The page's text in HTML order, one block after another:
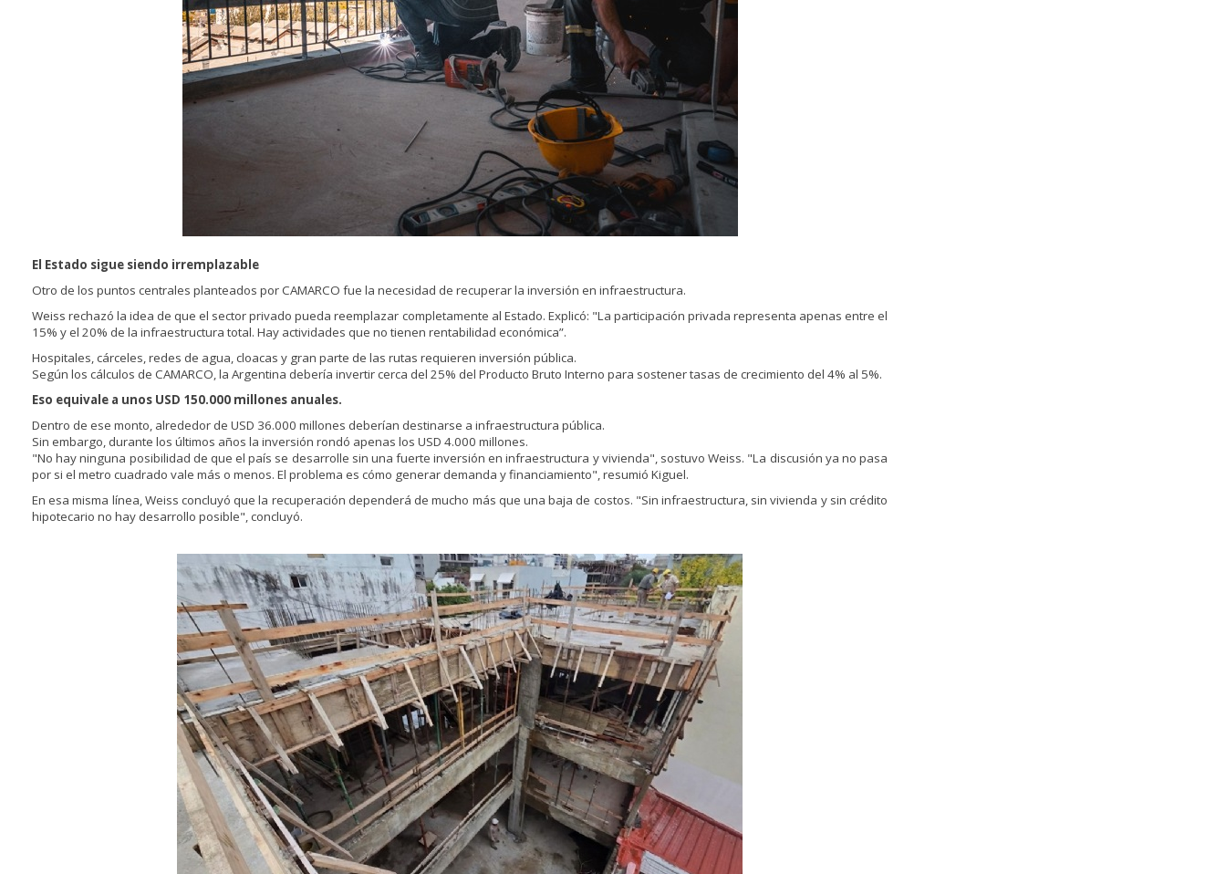
El Estado sigue siendo irremplazable
Otro de los puntos centrales planteados por CAMARCO fue la necesidad de recuperar la inversión en infraestructura.
Weiss rechazó la idea de que el sector privado pueda reemplazar completamente al Estado. Explicó: "La participación privada representa apenas entre el
15% y el 20% de la infraestructura total. Hay actividades que no tienen rentabilidad económica”.
Hospitales, cárceles, redes de agua, cloacas y gran parte de las rutas requieren inversión pública.
Según los cálculos de CAMARCO, la Argentina debería invertir cerca del 25% del Producto Bruto Interno para sostener tasas de crecimiento del 4% al 5%.
Eso equivale a unos USD 150.000 millones anuales.
Dentro de ese monto, alrededor de USD 36.000 millones deberían destinarse a infraestructura pública.
Sin embargo, durante los últimos años la inversión rondó apenas los USD 4.000 millones.
"No hay ninguna posibilidad de que el país se desarrolle sin una fuerte inversión en infraestructura y vivienda", sostuvo Weiss. "La discusión ya no pasa
por si el metro cuadrado vale más o menos. El problema es cómo generar demanda y financiamiento", resumió Kiguel.
En esa misma línea, Weiss concluyó que la recuperación dependerá de mucho más que una baja de costos. "Sin infraestructura, sin vivienda y sin crédito
hipotecario no hay desarrollo posible", concluyó.